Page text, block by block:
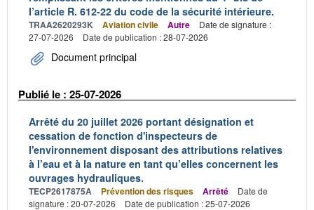
l’article R. 612-22 du code de la sécurité intérieure.
TRAA2620293K Aviation civile Autre
Date de signature :
27-07-2026
Date de publication : 28-07-2026
Document principal
Publié le : 25-07-2026
Arrêté du 20 juillet 2026 portant désignation et
cessation de fonction d'inspecteurs de
l'environnement disposant des attributions relatives
à l’eau et à la nature en tant qu’elles concernent les
ouvrages hydrauliques.
TECP2617875A Prévention des risques Arrêté
Date de
signature : 20-07-2026
Date de publication : 25-07-2026